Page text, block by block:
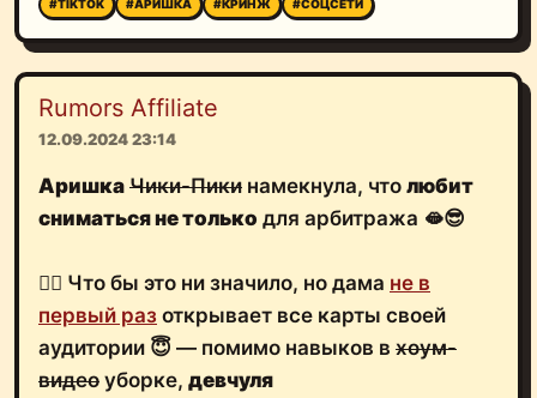
#TIKTOK
#АРИШКА #КРИНЖ #СОЦСЕТИ
Rumors Affiliate
12.09.2024 23:14
Аришка Чики-Пики намекнула, что любит
сниматься не только для арбитража 🫦😎
🤷‍♂️ Что бы это ни значило, но дама не в
первый раз открывает все карты своей
аудитории 😇 — помимо навыков в хоум-
видео уборке, девчуля